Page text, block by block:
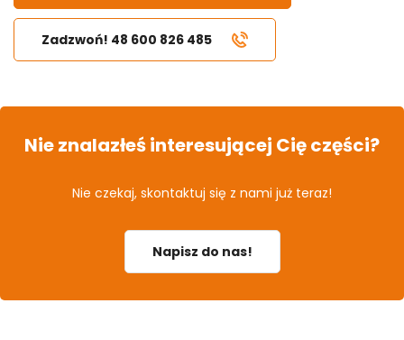
Zadzwoń! 48 600 826 485
Nie znalazłeś interesującej Cię części?
Nie czekaj, skontaktuj się z nami już teraz!
Napisz do nas!